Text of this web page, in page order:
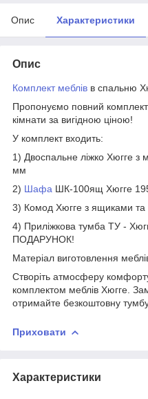
Опис Характеристики
Опис
Комплект меблів в спальню
Пропонуємо повний
кімнати за вигідною ціною!
У комплект входить:
1) Двоспальне ліжко Хюгге
мм
2) Шафа ШК-100ящ Хюгге
3) Комод Хюгге з ящиками та
4) Приліжкова тумба ТУ -
ПОДАРУНОК!
Матеріал виготовлення
Створіть атмосферу
комплектом меблів Хюгге.
отримайте безкоштовну
Приховати
Характеристики